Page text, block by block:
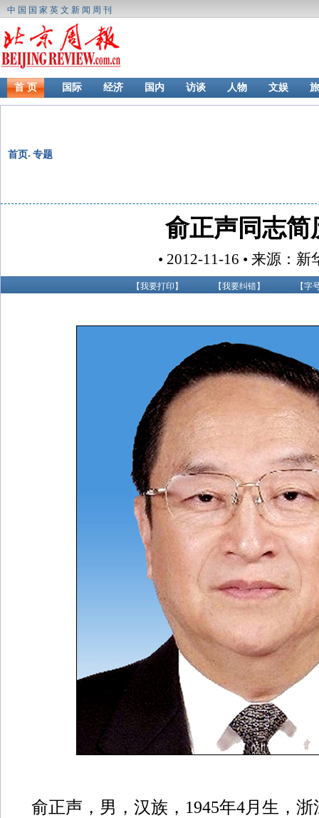
中国国家英文新闻周刊
首 页 国际 经济 国内 访谈 人物 文娱
首页- 专题
俞正声同志简
• 2012-11-16 • 来源：新
【我要打印 】 【我要纠错】 【字
俞正声，男，汉族，1945年4月生，